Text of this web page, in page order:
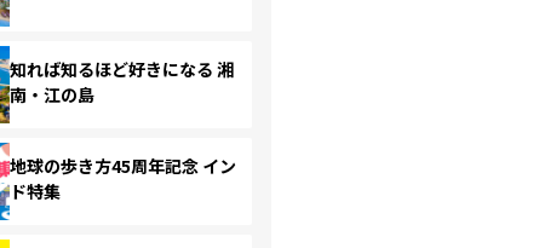
知れば知るほど好きになる 湘
南・江の島
地球の歩き方45周年記念 イン
ド特集